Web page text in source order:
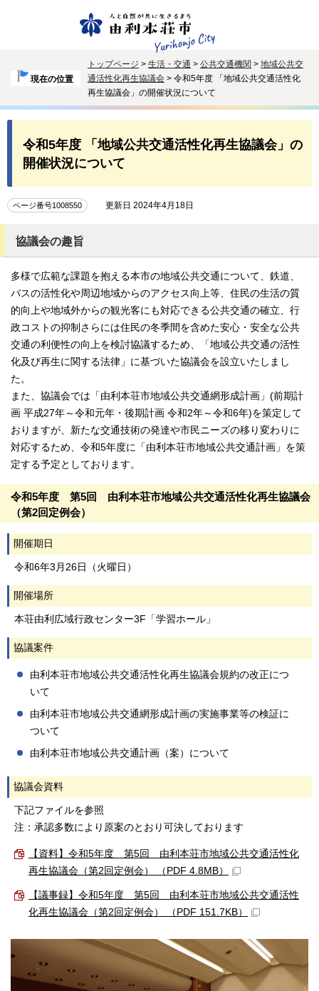
現在の位置
トップページ > 生活・交通 > 公共交通機関 > 地域公共交
通活性化再生協議会 > 令和5年度 「地域公共交通活性化
再生協議会」の開催状況について
令和5年度 「地域公共交通活性化再生協議会」の
開催状況について
ページ番号1008550 更新日 2024年4月18日
協議会の趣旨
多様で広範な課題を抱える本市の地域公共交通について、鉄道、
バスの活性化や周辺地域からのアクセス向上等、住民の生活の質
的向上や地域外からの観光客にも対応できる公共交通の確立、行
政コストの抑制さらには住民の冬季間を含めた安心・安全な公共
交通の利便性の向上を検討協議するため、「地域公共交通の活性
化及び再生に関する法律」に基づいた協議会を設立いたしまし
た。
また、協議会では「由利本荘市地域公共交通網形成計画」(前期計
画 平成27年～令和元年・後期計画 令和2年～令和6年)を策定して
おりますが、新たな交通技術の発達や市民ニーズの移り変わりに
対応するため、令和5年度に「由利本荘市地域公共交通計画」を策
定する予定としております。
令和5年度 第5回 由利本荘市地域公共交通活性化再生協議会
（第2回定例会）
開催期日
令和6年3月26日（火曜日）
開催場所
本荘由利広域行政センター3F「学習ホール」
協議案件
由利本荘市地域公共交通活性化再生協議会規約の改正につ
いて
由利本荘市地域公共交通網形成計画の実施事業等の検証に
ついて
由利本荘市地域公共交通計画（案）について
協議会資料
下記ファイルを参照
注：承認多数により原案のとおり可決しております
【資料】令和5年度 第5回 由利本荘市地域公共交通活性化
再生協議会（第2回定例会） （PDF 4.8MB）
【議事録】令和5年度 第5回 由利本荘市地域公共交通活性
化再生協議会（第2回定例会） （PDF 151.7KB）